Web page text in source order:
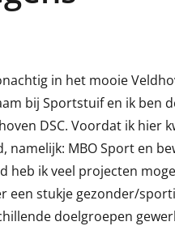
in het mooie
bij Sportstuif en ik ben
DSC. Voordat ik hier
namelijk: MBO Sport en
heb ik veel projecten
een stukje gezonder/
doelgroepen